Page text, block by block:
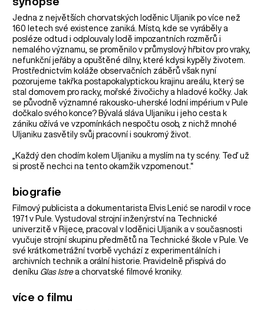
Jedna z největších chorvatských loděnic Uljanik po více než
160 letech své existence zaniká. Místo, kde se vyráběly a
posléze odtud i odplouvaly lodě impozantních rozměrů i
nemalého významu, se proměnilo v průmyslový hřbitov pro vraky,
nefunkční jeřáby a opuštěné dílny, které kdysi kypěly životem.
Prostřednictvím koláže observačních záběrů však nyní
pozorujeme takřka postapokalyptickou krajinu areálu, který se
stal domovem pro racky, mořské živočichy a hladové kočky. Jak
se původně významné rakousko-uherské lodní impérium v Pule
dočkalo svého konce? Bývalá sláva Uljaniku i jeho cesta k
zániku ožívá ve vzpomínkách nespočtu osob, z nichž mnohé
Uljaniku zasvětily svůj pracovní i soukromý život.
„Každý den chodím kolem Uljaniku a myslím na ty scény. Teď už
si prostě nechci na tento okamžik vzpomenout.“
biografie
Filmový publicista a dokumentarista Elvis Lenić se narodil v roce
1971 v Pule. Vystudoval strojní inženýrství na Technické
univerzitě v Rijece, pracoval v loděnici Uljanik a v současnosti
vyučuje strojní skupinu předmětů na Technické škole v Pule. Ve
své krátkometrážní tvorbě vychází z experimentálních i
archivních technik a orální historie. Pravidelně přispívá do
deníku Glas Istrea chorvatské filmové kroniky.
více o filmu